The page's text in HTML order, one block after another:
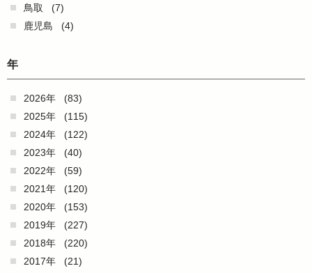
鳥取
(7)
鹿児島
(4)
年
2026年
(83)
2025年
(115)
2024年
(122)
2023年
(40)
2022年
(59)
2021年
(120)
2020年
(153)
2019年
(227)
2018年
(220)
2017年
(21)